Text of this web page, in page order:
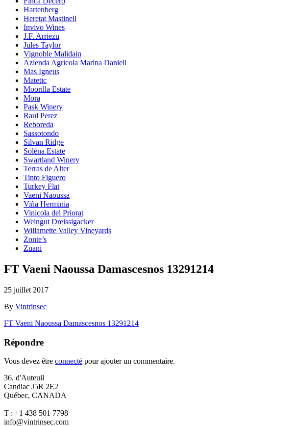
Hartenberg
Heretat Mastinell
Invivo Wines
J.F. Arriezu
Jules Taylor
Vignoble Malidain
Azienda Agricola Marina Danieli
Mas Igneus
Matetic
Moorilla Estate
Mora
Pask Winery
Raul Perez
Reboreda
Sassotondo
Silvan Ridge
Soléna Estate
Swartland Winery
Terras de Alter
Tinto Figuero
Turkey Flat
Vaeni Naoussa
Viña Herminia
Vinicola del Priorat
Weingut Dreissigacker
Willamette Valley Vineyards
Zonte’s
Zuani
FT Vaeni Naoussa Damascesnos 13291214
25 juillet 2017
By Vintrinsec
FT Vaeni Naoussa Damascesnos 13291214
Répondre
Vous devez être connecté pour ajouter un commentaire.
36, d'Auteuil
Candiac J5R 2E2
Québec, CANADA
T : +1 438 501 7798
info@vintrinsec.com